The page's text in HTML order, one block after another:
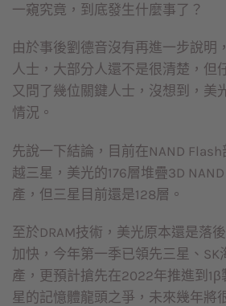
一窺究竟，到底發生什麼事了？
由於事後劉德音沒有再進一步說明
人士，大部分人還不是很清楚，但
又問了幾位關鍵人士，沒想到，美
情況。
先說一下結論，目前在NAND
越三星，美光的176層堆疊3D
產，但三星目前還是128層。
至於DRAM技術，美光原本還是落
加快，今年第一季已領先三星、SK
產，更預計搶先在2022年推進到
星的記憶體龍頭之爭，未來幾年將